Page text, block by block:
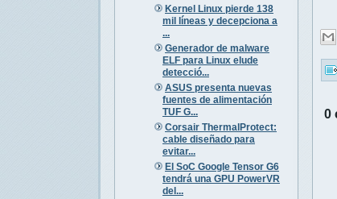
Kernel Linux pierde 138
mil líneas y decepciona a
...
Generador de malware
ELF para Linux elude
detecció...
ASUS presenta nuevas
fuentes de alimentación
TUF G...
Corsair ThermalProtect:
cable diseñado para
evitar...
El SoC Google Tensor G6
tendrá una GPU PowerVR
del...
0